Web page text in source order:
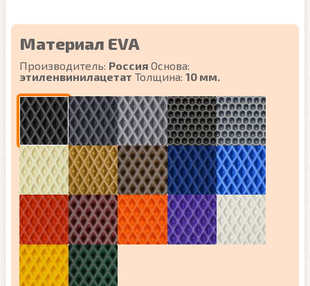
Материал EVA
Производитель: Россия Основа:
этиленвинилацетат Толщина: 10 мм.